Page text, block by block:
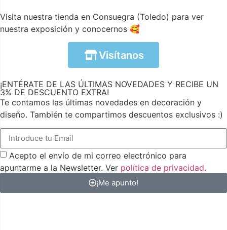
Visita nuestra tienda en Consuegra (Toledo) para ver
nuestra exposición y conocernos 🥰
Visítanos
¡ENTÉRATE DE LAS ÚLTIMAS NOVEDADES Y RECIBE UN
3% DE DESCUENTO EXTRA!
Te contamos las últimas novedades en decoración y
diseño. También te compartimos descuentos exclusivos :)
Acepto el envío de mi correo electrónico para
apuntarme a la Newsletter. Ver política de privacidad.
¡Me apunto!